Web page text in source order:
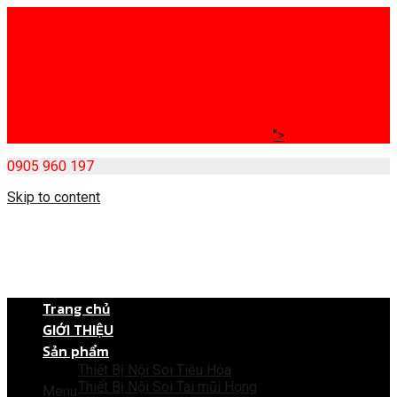
">
0905 960 197
Skip to content
Menu
Trang chủ
GIỚI THIỆU
Sản phẩm
Thiết Bị Nội Soi Tiêu Hóa
Thiết Bị Nội Soi Tai mũi Họng